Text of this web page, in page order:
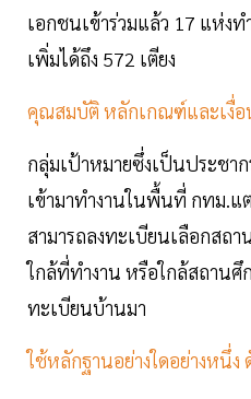
เอกชนเข้าร่วมแล้ว 17 แห่งท
เพิ่มได้ถึง 572 เตียง
คุณสมบัติ หลักเกณฑ์และเงื่อ
กลุ่มเป้าหมายซึ่งเป็นประชา
เข้ามาทำงานในพื้นที่ กทม.แ
สามารถลงทะเบียนเลือกสถ
ใกล้ที่ทำงาน หรือใกล้สถานศึ
ทะเบียนบ้านมา
ใช้หลักฐานอย่างใดอย่างหนึ่ง